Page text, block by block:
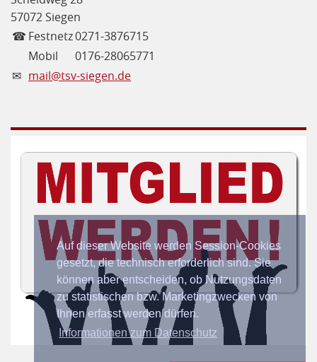
Auf dieser Website werden Session-Cookies
gesetzt, die technisch erforderlich sind. Sie
können aber entscheiden, ob Nutzungsdaten
zu statistischen bzw. Marketingzwecken von
Ihnen erfasst werden dürfen.
Informationen zum Datenschutz
57072 Siegen
☎ Festnetz0271-3876715
Mobil
0176-28065771
✉ mail@tsv-siegen.de